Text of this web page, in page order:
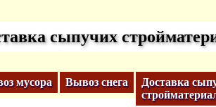
сыпучих
мусора Вывоз снега
Доставка